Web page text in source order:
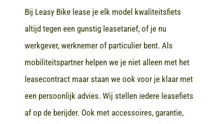
Bij Leasy Bike lease je elk model kwaliteitsfiets
altijd tegen een gunstig leasetarief, of je nu
werkgever, werknemer of particulier bent. Als
mobiliteitspartner helpen we je niet alleen met het
leasecontract maar staan we ook voor je klaar met
een persoonlijk advies. Wij stellen iedere leasefiets
af op de berijder. Ook met accessoires, garantie,